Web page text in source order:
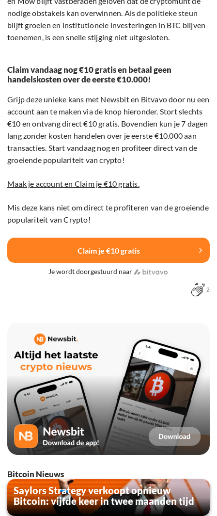
nodige obstakels kan overwinnen. Als de politieke steun
blijft groeien en institutionele investeringen in BTC blijven
toenemen, is een snelle stijging niet uitgesloten.
Claim vandaag nog €10 gratis en betaal geen
handelskosten over de eerste €10.000!
Grijp deze unieke kans met Newsbit en Bitvavo door nu een
account aan te maken via de knop hieronder. Stort slechts
€10 en ontvang direct €10 gratis. Bovendien kun je 7 dagen
lang zonder kosten handelen over je eerste €10.000 aan
transacties. Start vandaag nog en profiteer direct van de
groeiende populariteit van crypto!
Maak je account en Claim je €10 gratis.
Mis deze kans niet om direct te profiteren van de groeiende
populariteit van Crypto!
Claim je €10 gratis
Je wordt doorgestuurd naar
2
Bitcoin Nieuws
Saylors Strategy verkoopt opnieuw
Bitcoin: vijfde keer in twee maanden tijd